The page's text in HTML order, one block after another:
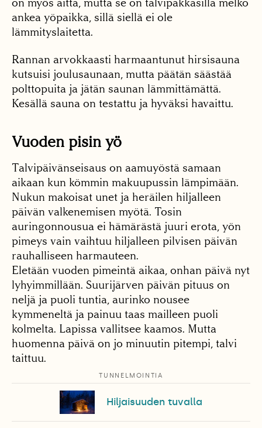
ankea yöpaikka, sillä siellä ei ole
lämmityslaitetta.
Rannan arvokkaasti harmaantunut hirsisauna
kutsuisi joulusaunaan, mutta päätän säästää
polttopuita ja jätän saunan lämmittämättä.
Kesällä sauna on testattu ja hyväksi havaittu.
Vuoden pisin yö
Talvipäivänseisaus on aamuyöstä samaan
aikaan kun kömmin makuupussin lämpimään.
Nukun makoisat unet ja heräilen hiljalleen
päivän valkenemisen myötä. Tosin
auringonnousua ei hämärästä juuri erota, yön
pimeys vain vaihtuu hiljalleen pilvisen päivän
rauhalliseen harmauteen.
Eletään vuoden pimeintä aikaa, onhan päivä nyt
lyhyimmillään. Suurijärven päivän pituus on
neljä ja puoli tuntia, aurinko nousee
kymmeneltä ja painuu taas mailleen puoli
kolmelta. Lapissa vallitsee kaamos. Mutta
huomenna päivä on jo minuutin pitempi, talvi
taittuu.
TUNNELMOINTIA
Hiljaisuuden tuvalla